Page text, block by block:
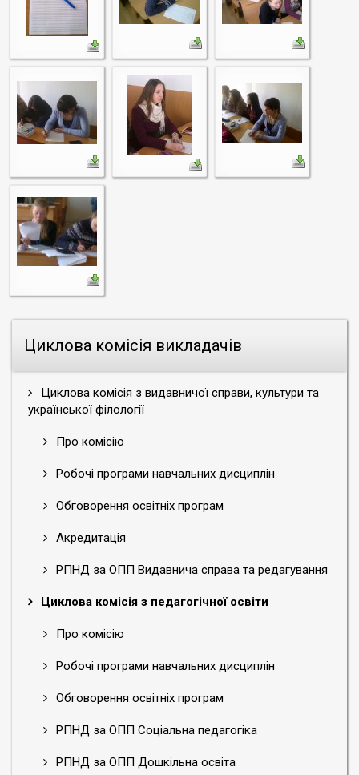
Циклова комісія викладачів
Циклова комісія з видавничої справи, культури та
української філології
Про комісію
Робочі програми навчальних дисциплін
Обговорення освітніх програм
Акредитація
РПНД за ОПП Видавнича справа та редагування
Циклова комісія з педагогічної освіти
Про комісію
Робочі програми навчальних дисциплін
Обговорення освітніх програм
РПНД за ОПП Соціальна педагогіка
РПНД за ОПП Дошкільна освіта